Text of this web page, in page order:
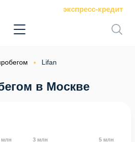
экспресс-кредит
Lifan
в Москве
млн 3 млн 5 млн